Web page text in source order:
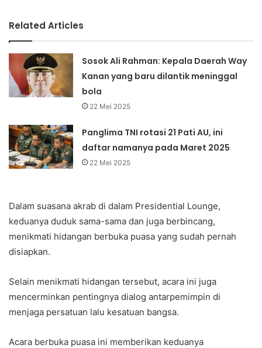
Related Articles
Sosok Ali Rahman: Kepala Daerah Way
Kanan yang baru dilantik meninggal
bola
22 Mei 2025
Panglima TNI rotasi 21 Pati AU, ini
daftar namanya pada Maret 2025
22 Mei 2025
Dalam suasana akrab di dalam Presidential Lounge,
keduanya duduk sama-sama dan juga berbincang,
menikmati hidangan berbuka puasa yang sudah pernah
disiapkan.
Selain menikmati hidangan tersebut, acara ini juga
mencerminkan pentingnya dialog antarpemimpin di
menjaga persatuan lalu kesatuan bangsa.
Acara berbuka puasa ini memberikan keduanya